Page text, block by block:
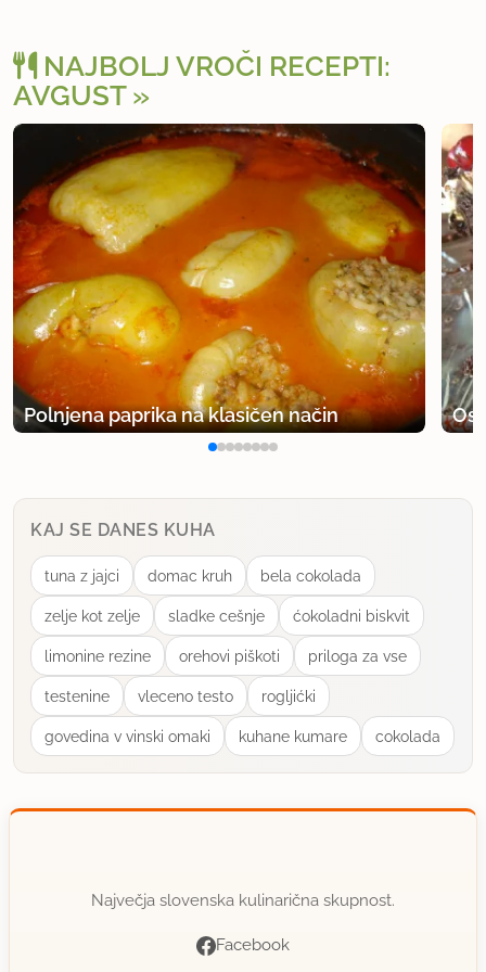
NAJBOLJ VROČI RECEPTI:
AVGUST
Polnjena paprika na klasičen način
KAJ SE DANES KUHA
tuna z jajci domac kruh bela cokolada
zelje kot zelje sladke cešnje ćokoladni biskvit
limonine rezine orehovi piškoti priloga za vse
testenine vleceno testo rogljićki
govedina v vinski omaki kuhane kumare cokolada
Največja slovenska kulinarična skupnost.
Facebook